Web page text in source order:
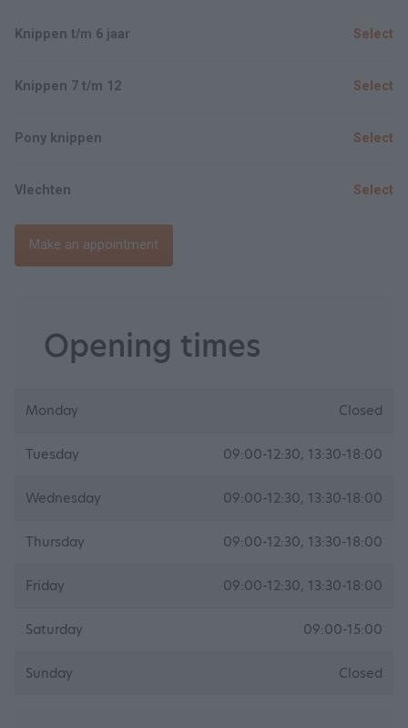
Knippen t/m 6 jaar Select
Knippen 7 t/m 12 Select
Pony knippen Select
Vlechten Select
Make an appointment
Opening times
Monday Closed
Tuesday 09:00-12:30, 13:30-18:00
Wednesday 09:00-12:30, 13:30-18:00
Thursday 09:00-12:30, 13:30-18:00
Friday 09:00-12:30, 13:30-18:00
Saturday 09:00-15:00
Sunday Closed